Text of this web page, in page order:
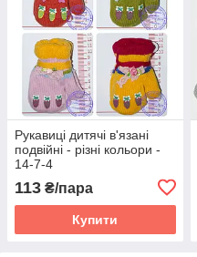
Рукавиці дитячі в'язані
подвійні - різні кольори -
14-7-4
113 ₴/пара
Купити